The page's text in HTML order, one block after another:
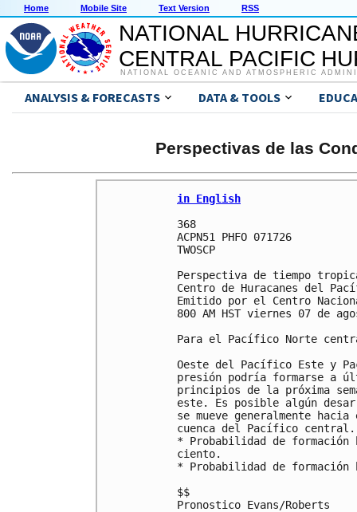
Home Mobile Site Text Version RSS
NATIONAL
CENTRAL PACIFIC
NATIONAL OCEANIC AND ATMOSPHERIC
ANALYSIS & FORECASTS DATA & TOOLS
Perspectivas de las
in English
368
ACPN51 PHFO 071726
TWOSCP
Perspectiva de tiempo
Centro de Huracanes del
Emitido por el Centro
800 AM HST viernes 07 de
Para el Pacífico Norte
Oeste del Pacífico Este y
presión podría formarse a
principios de la próxima
este. Es posible algún
se mueve generalmente
cuenca del Pacífico central.
* Probabilidad de
ciento.
* Probabilidad de
$$
Pronostico Evans/Roberts